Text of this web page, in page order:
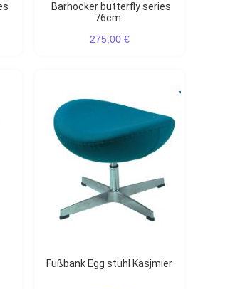
Barhocker butterfly series
76cm
275,00 €
Fußbank Egg stuhl Kasjmier